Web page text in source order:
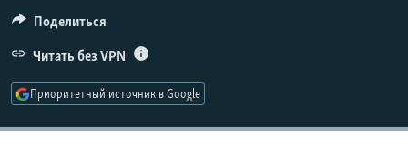
Поделиться
Читать без VPN
Приоритетный источник в Google